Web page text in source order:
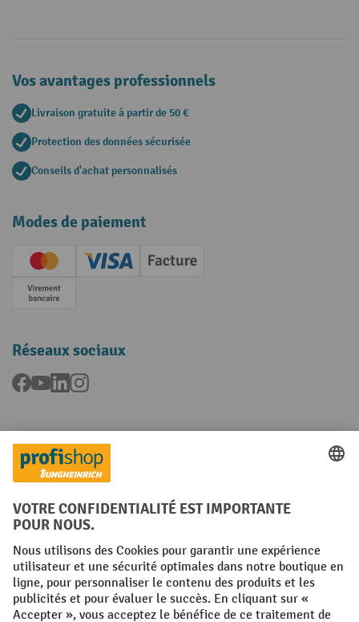
Vos avantages professionnels
Livraison gratuite à partir de 50 €
Protection des données sécurisée
Conseils d'achat personnalisés
Modes de paiement
Creditcard (Master)Creditcard (Visa)
Facture
Paiement anticipé
Réseaux sociaux
Facebook
YouTubeLinkedInInstagram
Langues
FR NL
Conditions générales Mentions légales
Protection des Données Politique de cookies
All prices excl. VAT plusshipping costsand possible delivery charges,